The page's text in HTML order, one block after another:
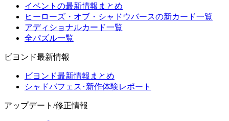
イベントの最新情報まとめ
ヒーローズ・オブ・シャドウバースの新カード一覧
アディショナルカード一覧
全パズル一覧
ビヨンド最新情報
ビヨンド最新情報まとめ
シャドバフェス･新作体験レポート
アップデート/修正情報